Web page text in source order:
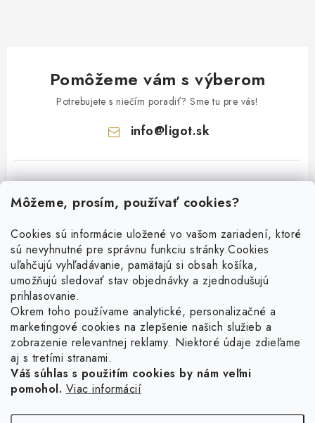
Môžeme, prosím, používať cookies?
Cookies sú informácie uložené vo vašom zariadení, ktoré
sú nevyhnutné pre správnu funkciu stránky.Cookies
uľahčujú vyhľadávanie, pamätajú si obsah košíka,
umožňujú sledovať stav objednávky a zjednodušujú
prihlasovanie.
Okrem toho používame analytické, personalizačné a
marketingové cookies na zlepšenie našich služieb a
zobrazenie relevantnej reklamy. Niektoré údaje zdieľame
aj s tretími stranami.
Váš súhlas s použitím cookies by nám veľmi
pomohol. Viac informácií
Pomôžeme vám s výberom
Potrebujete s niečím poradiť? Sme tu pre vás!
info@ligot.sk
Facebook
Obľúbené šperky
Náušnice
Prstene
Informácie pre vás